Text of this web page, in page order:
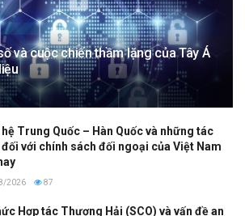
và cuộc chiến thầm lặng của Tây Á
hệ Trung Quốc – Hàn Quốc và những tác
với chính sách đối ngoại của Việt Nam
2026 87
Hợp tác Thượng Hải (SCO) và vấn đề an